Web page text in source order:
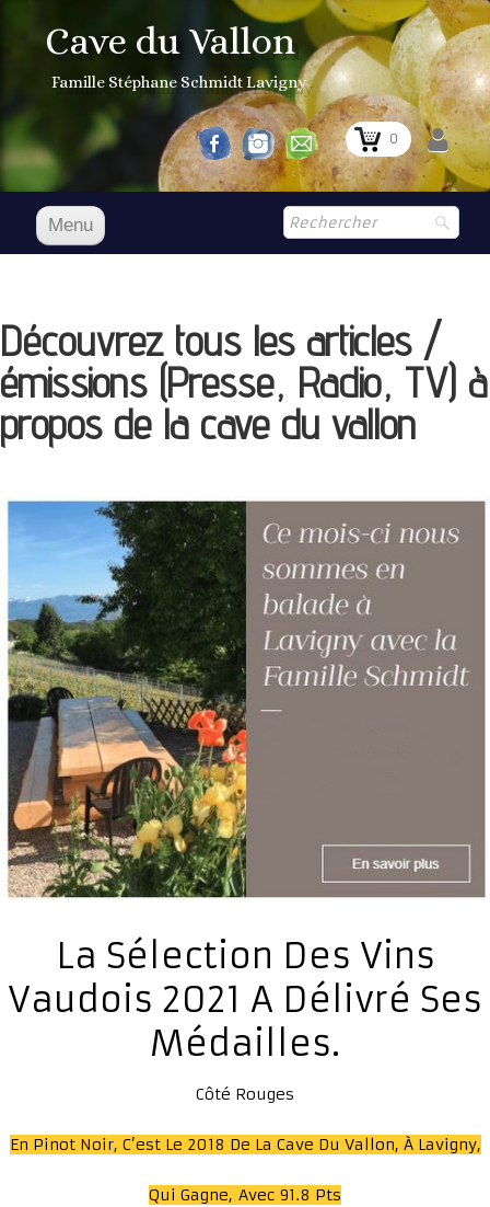
Cave du Vallon
Famille Stéphane Schmidt Lavigny
0
Menu
Boutique ▼
Prix Courant
Dégustation
Infos pratiques▼
Médias
Login▼
Français▼
Découvrez tous les articles /
émissions (Presse, Radio, TV) à
propos de la cave du vallon
La Sélection Des Vins
Vaudois 2021 A Délivré Ses
Médailles.
Côté Rouges
En Pinot Noir, C’est Le 2018 De La Cave Du Vallon, À Lavigny,
Qui Gagne, Avec 91.8 Pts